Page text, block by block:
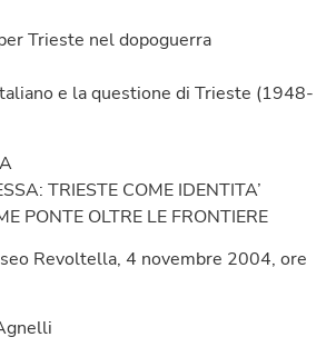
Trieste nel dopoguerra
e la questione di Trieste (1948-
TRIESTE COME IDENTITA’
PONTE OLTRE LE FRONTIERE
Revoltella, 4 novembre 2004, ore